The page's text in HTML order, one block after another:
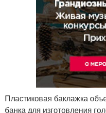
Пластиковая баклажка
банка для изготовления